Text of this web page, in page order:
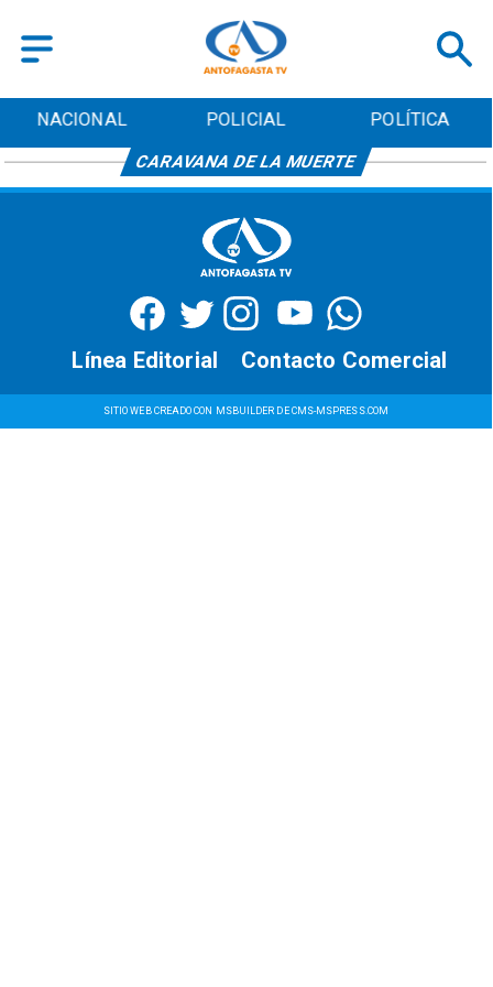
NACIONAL POLICIAL POLÍTICA
CARAVANA DE LA MUERTE
SITIO WEB CREADO CON MSBUILDER DE CMS-MSPRESS.COM
Contacto Comercial
Línea Editorial